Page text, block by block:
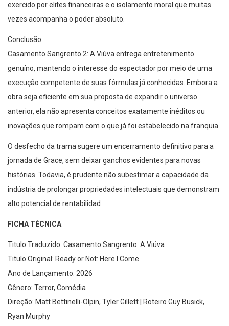
exercido por elites financeiras e o isolamento moral que muitas
vezes acompanha o poder absoluto.
Conclusão
Casamento Sangrento 2: A Viúva entrega entretenimento
genuíno, mantendo o interesse do espectador por meio de uma
execução competente de suas fórmulas já conhecidas. Embora a
obra seja eficiente em sua proposta de expandir o universo
anterior, ela não apresenta conceitos exatamente inéditos ou
inovações que rompam com o que já foi estabelecido na franquia.
O desfecho da trama sugere um encerramento definitivo para a
jornada de Grace, sem deixar ganchos evidentes para novas
histórias. Todavia, é prudente não subestimar a capacidade da
indústria de prolongar propriedades intelectuais que demonstram
alto potencial de rentabilidad
FICHA TÉCNICA
Titulo Traduzido: Casamento Sangrento: A Viúva
Titulo Original: Ready or Not: Here I Come
Ano de Lançamento: 2026
Gênero: Terror, Comédia
Direção: Matt Bettinelli-Olpin, Tyler Gillett | Roteiro Guy Busick,
Ryan Murphy